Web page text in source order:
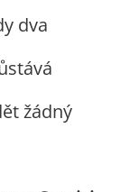
dva
žádný